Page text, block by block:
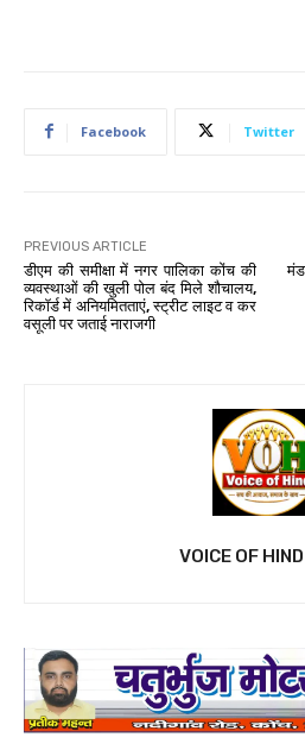
Facebook Twitter
PREVIOUS ARTICLE
डीएम की समीक्षा में नगर पालिका कोंच की
व्यवस्थाओं की खुली पोल बंद मिले शौचालय,
रिकॉर्ड में अनियमितताएं, स्ट्रीट लाइट व कर
वसूली पर जताई नाराजगी
VOICE OF